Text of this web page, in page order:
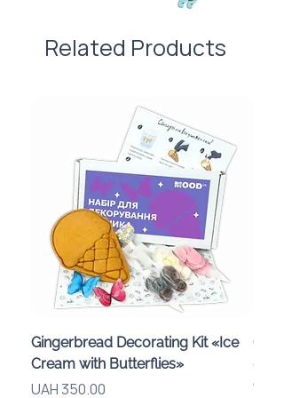
Ціна товару вказана для тиражу
вартості нанесення. 🙌
Related Products
Gingerbread Decorating Kit «Ice
Cream with Butterflies»
Price
UAH 350.00
Gift